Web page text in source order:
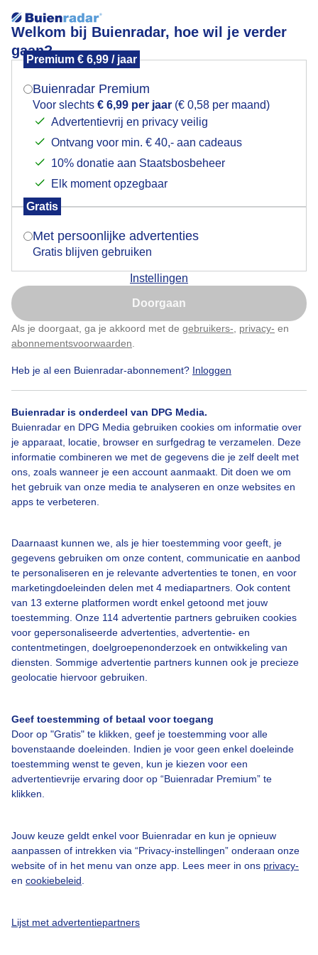
Welkom bij Buienradar, hoe wil je verder
gaan?
Premium € 6,99 / jaar
Buienradar Premium
Voor slechts € 6,99 per jaar (€ 0,58 per maand)
Advertentievrij en privacy veilig
Ontvang voor min. € 40,- aan cadeaus
10% donatie aan Staatsbosbeheer
Elk moment opzegbaar
Gratis
Met persoonlijke advertenties
Gratis blijven gebruiken
Instellingen
Doorgaan
Als je doorgaat, ga je akkoord met de gebruikers- privacy- en
abonnementsvoorwaarden
Heb je al een Buienradar-abonnement? Inloggen
Buienradar is onderdeel van DPG Media.
Buienradar en DPG Media gebruiken cookies om informatie over
je apparaat, locatie, browser en surfgedrag te verzamelen. Deze
informatie combineren we met de gegevens die je zelf deelt met
ons, zoals wanneer je een account aanmaakt. Dit doen we om
het gebruik van onze media te analyseren en onze websites en
apps te verbeteren.
Daarnaast kunnen we, als je hier toestemming voor geeft, je
gegevens gebruiken om onze content, communicatie en aanbod
te personaliseren en je relevante advertenties te tonen, en voor
marketingdoeleinden delen met 4 mediapartners. Ook content
van 13 externe platformen wordt enkel getoond met jouw
toestemming. Onze 114 advertentie partners gebruiken cookies
voor gepersonaliseerde advertenties, advertentie- en
contentmetingen, doelgroepenonderzoek en ontwikkeling van
diensten. Sommige advertentie partners kunnen ook je precieze
geolocatie hiervoor gebruiken.
Geef toestemming of betaal voor toegang
Door op "Gratis" te klikken, geef je toestemming voor alle
bovenstaande doeleinden. Indien je voor geen enkel doeleinde
toestemming wenst te geven, kun je kiezen voor een
advertentievrije ervaring door op “Buienradar Premium” te
klikken.
Jouw keuze geldt enkel voor Buienradar en kun je opnieuw
aanpassen of intrekken via “Privacy-instellingen” onderaan onze
website of in het menu van onze app. Lees meer in ons privacy-
en cookiebeleid
Lijst met advertentiepartners
Kleine opklarinkjes in de bewolking
Door: ria brasser Gemaakt: 01-04-2026, 25x bekeken
Kleineopklarinkjes Bewolkingbreektopen
Bekijk slideshow
Over Buienradar
Bedrijfsgegevens
Contact
Toegankelijkheid
Gebruikersvoorwaarden
Adverteren
Privacy beleid
Cookie beleid
Mogen we je locatie gebruiken voor het
Indien je hier nog geen akkoord op hebt gegeven,
verschijnt er zo een pop-up uit je browser waarin
Is goed, toon de popup
Nu niet, misschien later
Klik hierom dit aan te passen